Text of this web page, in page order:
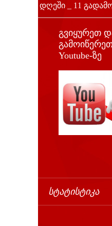
დღეში _ 11
გვიყურეთ
Youtube-ზე
ᲡᲢᲐᲢᲘᲡᲢᲘᲙᲐ